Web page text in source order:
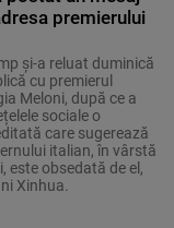
premierului
și-a reluat duminică
cu premierul
Meloni, după ce a
sociale o
care sugerează
italian, în vârstă
este obsedată de el,
Xinhua.